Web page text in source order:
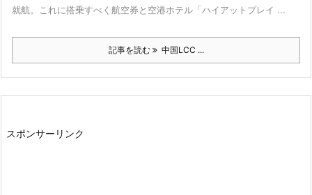
就航。これに搭乗すべく航空券と空港ホテル「ハイアットプレイ ...
記事を読む 中国LCC ...
スポンサーリンク